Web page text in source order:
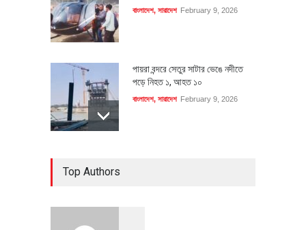
বাংলাদেশ, সারাদেশ February 9, 2026
পায়রা বন্দরে সেতুর সাটার ভেঙে নদীতে
পড়ে নিহত ১, আহত ১০
বাংলাদেশ, সারাদেশ February 9, 2026
Top Authors